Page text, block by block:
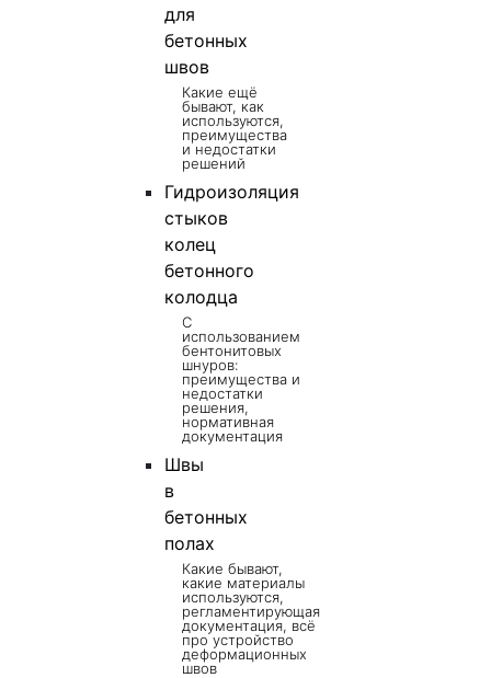
для
бетонных
швов
Какие ещё
бывают, как
используются,
преимущества
и недостатки
решений
Гидроизоляция
стыков
колец
бетонного
колодца
С
использованием
бентонитовых
шнуров:
преимущества и
недостатки
решения,
нормативная
документация
Швы
в
бетонных
полах
Какие бывают,
какие материалы
используются,
регламентирующая
документация, всё
про устройство
деформационных
швов